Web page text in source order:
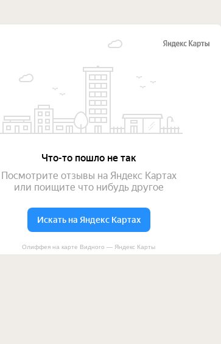
Олиффея на карте Видного — Яндекс Карты